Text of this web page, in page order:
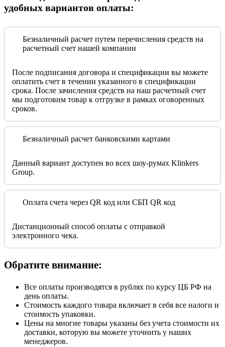
удобных вариантов оплаты:
Безналичный расчет путем перечисления средств на
расчетный счет нашей компании
После подписания договора и спецификации вы можете
оплатить счет в течении указанного в спецификации
срока. После зачисления средств на наш расчетный счет
мы подготовим товар к отгрузке в рамках оговоренных
сроков.
Безналичный расчет банковскими картами
Данный вариант доступен во всех шоу-румах Klinkers
Group.
Оплата счета через QR код или СБП QR код
Дистанционный способ оплаты с отправкой
электронного чека.
Обратите внимание:
Все оплаты производятся в рублях по курсу ЦБ РФ на
день оплаты.
Стоимость каждого товара включает в себя все налоги и
стоимость упаковки.
Цены на многие товары указаны без учета стоимости их
доставки, которую вы можете уточнить у наших
менеджеров.